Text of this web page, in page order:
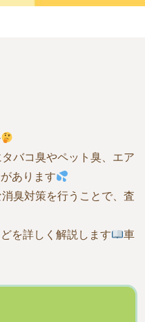
バコ臭やペット臭、エア
あります
臭対策を行うことで、査
を詳しく解説します
車